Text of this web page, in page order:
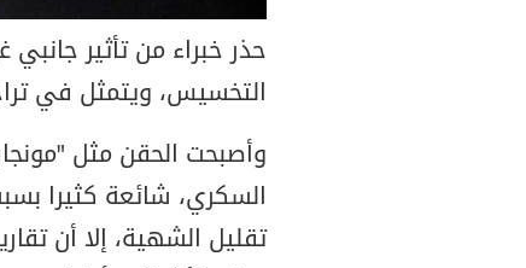
حذر خبراء من تأثير
التخسيس، ويتمثل في
وأصبحت الحقن مثل
السكري، شائعة كثيرا
تقليل الشهية، إلا أن